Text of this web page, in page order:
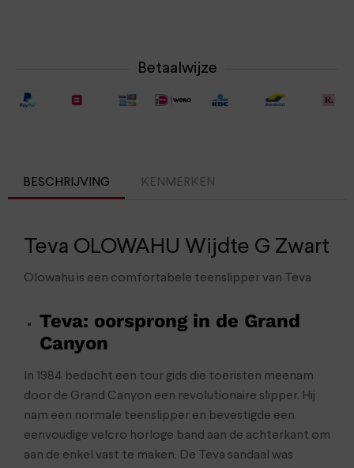
Betaalwijze
BESCHRIJVING KENMERKEN
Teva OLOWAHU Wijdte G Zwart
Olowahu is een comfortabele teenslipper van Teva
Teva: oorsprong in de Grand
Canyon
In 1984 bedacht een tour gids die toeristen meenam
door de Grand Canyon een revolutionaire slipper. Hij
nam een normale teenslipper en bevestigde een
eenvoudige velcro horloge band aan de achterkant om
aan de enkel vast te maken. De Teva sandaal was